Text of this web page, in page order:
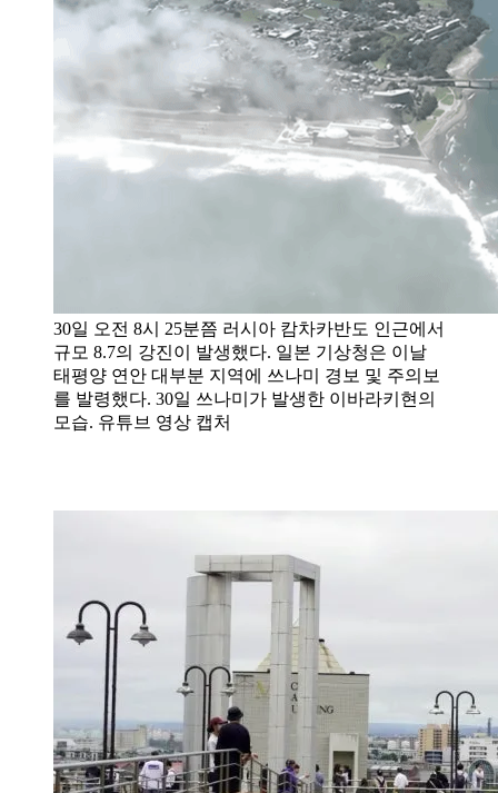
30일 오전 8시 25분쯤 러시아 캄차카반도 인근에서
규모 8.7의 강진이 발생했다. 일본 기상청은 이날
태평양 연안 대부분 지역에 쓰나미 경보 및 주의보
를 발령했다. 30일 쓰나미가 발생한 이바라키현의
모습. 유튜브 영상 캡처